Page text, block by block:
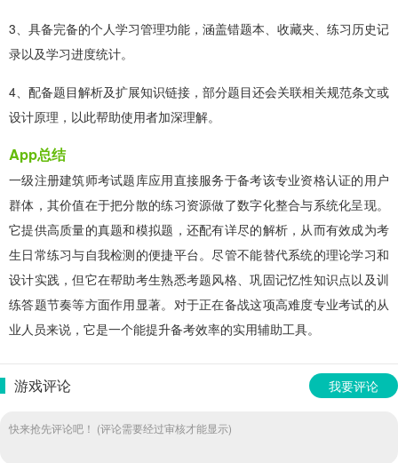
3、具备完备的个人学习管理功能，涵盖错题本、收藏夹、练习历史记
录以及学习进度统计。
4、配备题目解析及扩展知识链接，部分题目还会关联相关规范条文或
设计原理，以此帮助使用者加深理解。
App总结
一级注册建筑师考试题库应用直接服务于备考该专业资格认证的用户
群体，其价值在于把分散的练习资源做了数字化整合与系统化呈现。
它提供高质量的真题和模拟题，还配有详尽的解析，从而有效成为考
生日常练习与自我检测的便捷平台。尽管不能替代系统的理论学习和
设计实践，但它在帮助考生熟悉考题风格、巩固记忆性知识点以及训
练答题节奏等方面作用显著。对于正在备战这项高难度专业考试的从
业人员来说，它是一个能提升备考效率的实用辅助工具。
游戏评论 我要评论
快来抢先评论吧！ (评论需要经过审核才能显示)